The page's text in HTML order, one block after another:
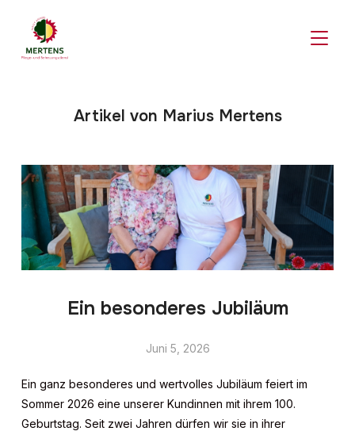
Artikel von Marius Mertens
Ein besonderes Jubiläum
Juni 5, 2026
Ein ganz besonderes und wertvolles Jubiläum feiert im
Sommer 2026 eine unserer Kundinnen mit ihrem 100.
Geburtstag. Seit zwei Jahren dürfen wir sie in ihrer